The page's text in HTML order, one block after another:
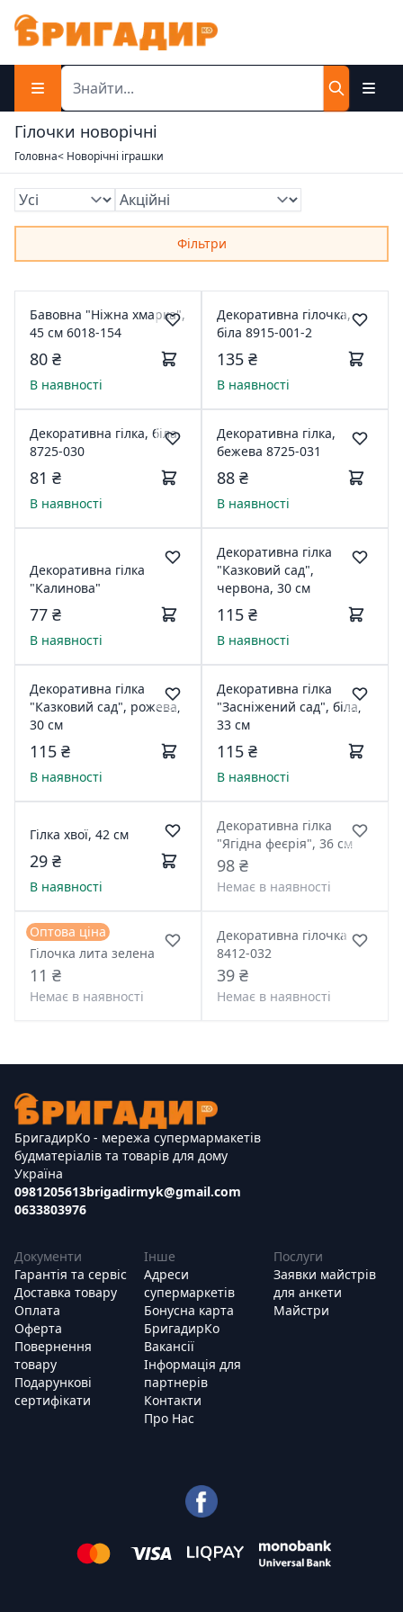
Гілочки новорічні
Головна< Новорічні іграшки
Фільтри
Бавовна "Ніжна хмарка",
45 см 6018-154
80 ₴
В наявності
Декоративна гілочка,
біла 8915-001-2
135 ₴
В наявності
Декоративна гілка, біла
8725-030
81 ₴
В наявності
Декоративна гілка,
бежева 8725-031
88 ₴
В наявності
Декоративна гілка
"Калинова"
77 ₴
В наявності
Декоративна гілка
"Казковий сад",
червона, 30 см
115 ₴
В наявності
Декоративна гілка
"Казковий сад", рожева,
30 см
115 ₴
В наявності
Декоративна гілка
"Засніжений сад", біла,
33 см
115 ₴
В наявності
Гілка хвої, 42 см
29 ₴
В наявності
Декоративна гілка
"Ягідна феєрія", 36 см
98 ₴
Немає в наявності
Оптова ціна
Гілочка лита зелена
11 ₴
Немає в наявності
Декоративна гілочка
8412-032
39 ₴
Немає в наявності
БригадирКо - мережа супермармакетів
будматеріалів та товарів для дому
Україна
0981205613
0633803976
brigadirmyk@gmail.com
Документи
Гарантія та сервіс
Доставка товару
Оплата
Оферта
Повернення
товару
Подарункові
сертифікати
Інше
Адреси
супермаркетів
Бонусна карта
БригадирКо
Вакансії
Інформація для
партнерів
Контакти
Про Нас
Послуги
Заявки майстрів
для анкети
Майстри